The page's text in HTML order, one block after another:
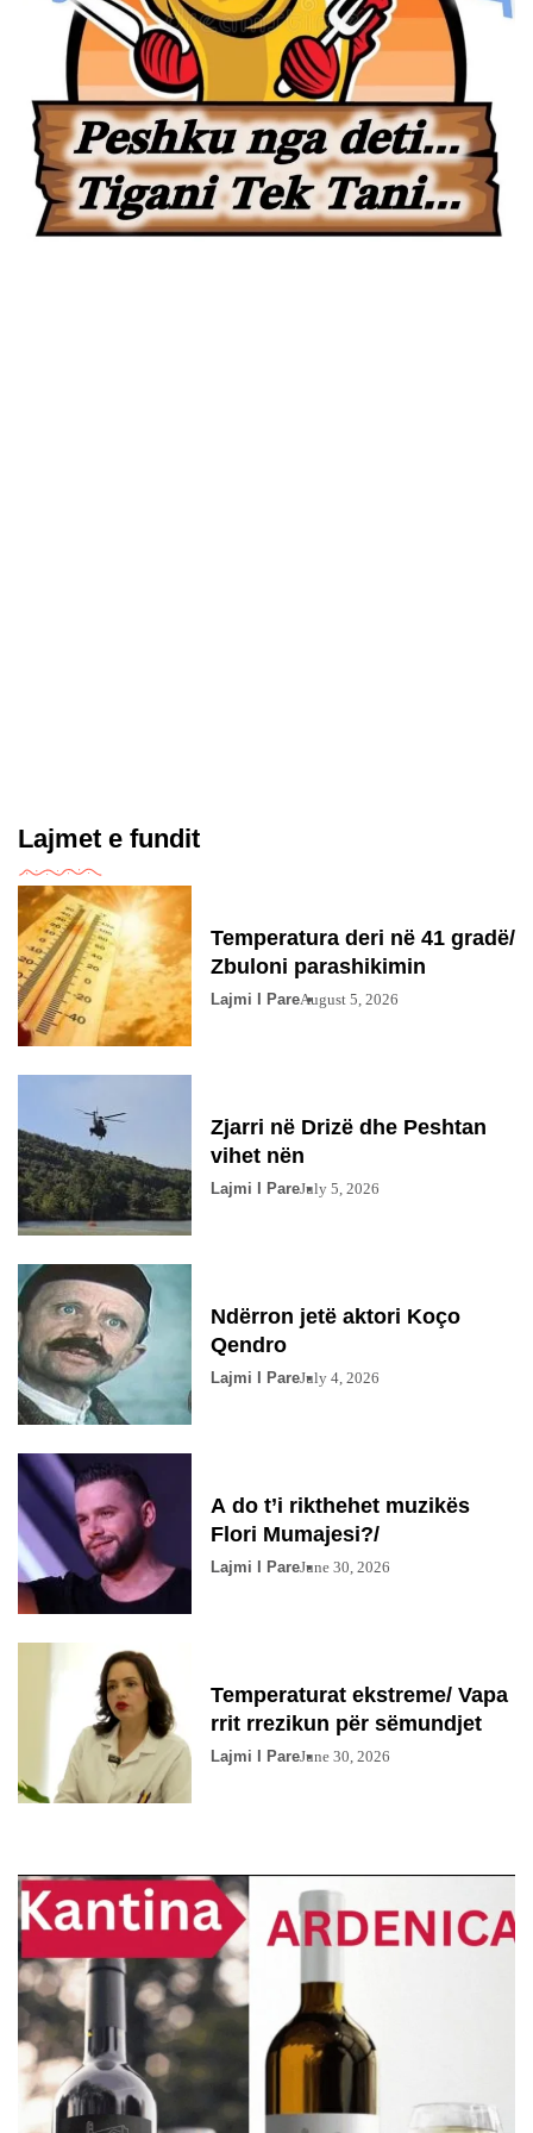
Lajmet e fundit
Temperatura deri në 41 gradë/
Zbuloni parashikimin
Lajmi I PareAugust 5, 2026
Zjarri në Drizë dhe Peshtan
vihet nën
Lajmi I PareJuly 5, 2026
Ndërron jetë aktori Koço
Qendro
Lajmi I PareJuly 4, 2026
A do t’i rikthehet muzikës
Flori Mumajesi?/
Lajmi I PareJune 30, 2026
Temperaturat ekstreme/ Vapa
rrit rrezikun për sëmundjet
Lajmi I PareJune 30, 2026